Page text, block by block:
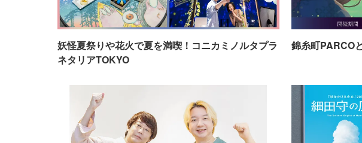
妖怪夏祭りや花火で夏を満喫！コニカミノルタプラ
ネタリアTOKYO
錦糸町PARCO